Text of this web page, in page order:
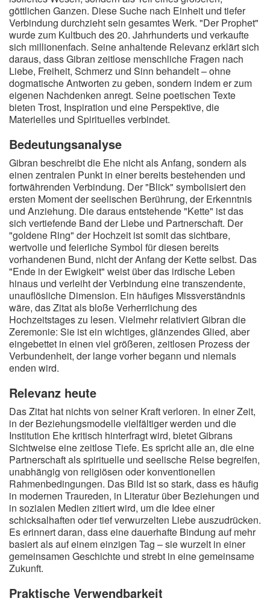
göttlichen Ganzen. Diese Suche nach Einheit und tiefer
Verbindung durchzieht sein gesamtes Werk. "Der Prophet"
wurde zum Kultbuch des 20. Jahrhunderts und verkaufte
sich millionenfach. Seine anhaltende Relevanz erklärt sich
daraus, dass Gibran zeitlose menschliche Fragen nach
Liebe, Freiheit, Schmerz und Sinn behandelt – ohne
dogmatische Antworten zu geben, sondern indem er zum
eigenen Nachdenken anregt. Seine poetischen Texte
bieten Trost, Inspiration und eine Perspektive, die
Materielles und Spirituelles verbindet.
Bedeutungsanalyse
Gibran beschreibt die Ehe nicht als Anfang, sondern als
einen zentralen Punkt in einer bereits bestehenden und
fortwährenden Verbindung. Der "Blick" symbolisiert den
ersten Moment der seelischen Berührung, der Erkenntnis
und Anziehung. Die daraus entstehende "Kette" ist das
sich vertiefende Band der Liebe und Partnerschaft. Der
"goldene Ring" der Hochzeit ist somit das sichtbare,
wertvolle und feierliche Symbol für diesen bereits
vorhandenen Bund, nicht der Anfang der Kette selbst. Das
"Ende in der Ewigkeit" weist über das irdische Leben
hinaus und verleiht der Verbindung eine transzendente,
unauflösliche Dimension. Ein häufiges Missverständnis
wäre, das Zitat als bloße Verherrlichung des
Hochzeitstages zu lesen. Vielmehr relativiert Gibran die
Zeremonie: Sie ist ein wichtiges, glänzendes Glied, aber
eingebettet in einen viel größeren, zeitlosen Prozess der
Verbundenheit, der lange vorher begann und niemals
enden wird.
Relevanz heute
Das Zitat hat nichts von seiner Kraft verloren. In einer Zeit,
in der Beziehungsmodelle vielfältiger werden und die
Institution Ehe kritisch hinterfragt wird, bietet Gibrans
Sichtweise eine zeitlose Tiefe. Es spricht alle an, die eine
Partnerschaft als spirituelle und seelische Reise begreifen,
unabhängig von religiösen oder konventionellen
Rahmenbedingungen. Das Bild ist so stark, dass es häufig
in modernen Traureden, in Literatur über Beziehungen und
in sozialen Medien zitiert wird, um die Idee einer
schicksalhaften oder tief verwurzelten Liebe auszudrücken.
Es erinnert daran, dass eine dauerhafte Bindung auf mehr
basiert als auf einem einzigen Tag – sie wurzelt in einer
gemeinsamen Geschichte und strebt in eine gemeinsame
Zukunft.
Praktische Verwendbarkeit